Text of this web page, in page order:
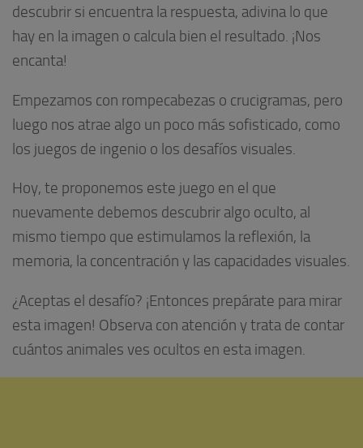
descubrir si encuentra la respuesta, adivina lo que
hay en la imagen o calcula bien el resultado. ¡Nos
encanta!
Empezamos con rompecabezas o crucigramas, pero
luego nos atrae algo un poco más sofisticado, como
los juegos de ingenio o los desafíos visuales.
Hoy, te proponemos este juego en el que
nuevamente debemos descubrir algo oculto, al
mismo tiempo que estimulamos la reflexión, la
memoria, la concentración y las capacidades visuales.
¿Aceptas el desafío? ¡Entonces prepárate para mirar
esta imagen! Observa con atención y trata de contar
cuántos animales ves ocultos en esta imagen.